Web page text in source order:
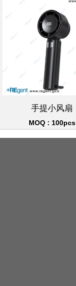
手提小风扇
MOQ : 100pcs